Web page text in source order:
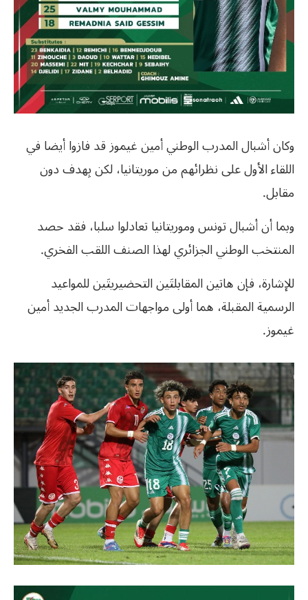
وكان أشبال المدرب الوطني أمين غيموز قد فازوا أيضا في
اللقاء الأول على نظرائهم من موريتانيا، لكن بِهدف دون
مقابل.
وبما أن أشبال تونس وموريتانيا تعادلوا سلبا، فقد حصد
المنتخب الوطني الجزائري لهذا الصنف اللقب الفخري.
للإشارة، فإن هاتين المقابلتَين التحضيريتَين للمواعيد
الرسمية المقبلة، هما أولى مواجهات المدرب الجديد أمين
غيموز.